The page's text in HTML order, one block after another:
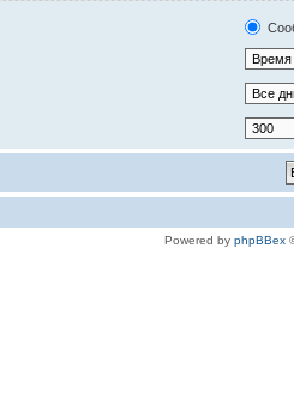
Powered by phpBBex